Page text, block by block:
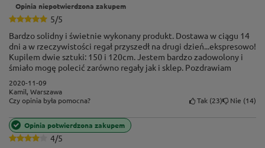
stabilność nieporównywalnie większą niż system
bezśrubowy (wciskany).
5/5
Opinia niepotwierdzona zakupem
Bardzo solidny i świetnie wykonany produkt. Dostawa w ciągu 14
dni a w rzeczywistości regał przyszedł na drugi dzień...ekspresowo!
Kupilem dwie sztuki: 150 i 120cm. Jestem bardzo zadowolony i
śmiało mogę polecić zarówno regały jak i sklep. Pozdrawiam
2020-11-09
Kamil, Warszawa
Czy opinia była pomocna?
Tak 23 Nie 14
4/5
Opinia potwierdzona zakupem